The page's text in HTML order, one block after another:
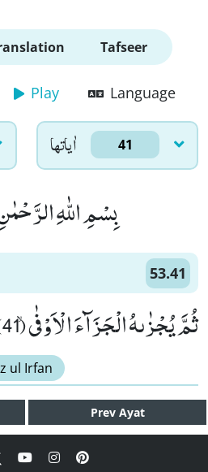
Tafseer
Play Language
اٰياتها 41
بِسْمِ اللّٰهِ
53.41
ثُمَّ یُجْزٰىهُ الْجَزَآءَ الْاَوْفٰىۙ (41)
ul Irfan
Prev Ayat